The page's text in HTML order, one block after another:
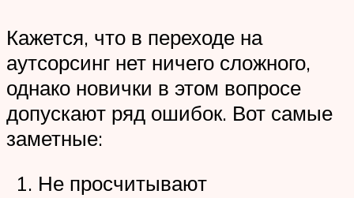
Кажется, что в переходе на
аутсорсинг нет ничего сложного,
однако новички в этом вопросе
допускают ряд ошибок. Вот самые
заметные:
Не просчитывают